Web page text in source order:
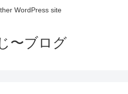
WordPress site
〜ブログ